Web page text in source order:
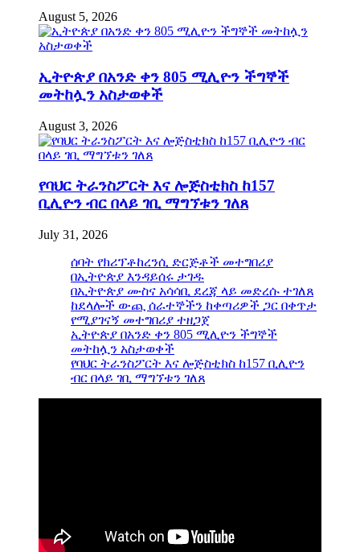
August 5, 2026
ኢትዮጵያ በአንድ ቀን 805 ሚሊዮን ችግኞች
መትከሏን አስታወቀች
August 3, 2026
የባህር ትራንስፖርት እና ሎጅስቲክስ ከ157
ቢሊዮን ብር በላይ ገቢ ማግኘቱን ገለጸ
July 31, 2026
ሰባት የክሪፕቶከረንሲ ድርጅቶች መተግበሪያ
በኢትዮጵያ እንዳይሰሩ ታገዱ
በኢትዮጵያ ሙስና አሳሳቢ ደረጃ ላይ መድረሱ ተገለጸ
ከደላሎች ውጪ ሰራተኞችን ከቀጣሪዎች ጋር በቀጥታ
የሚያገናኝ መተግበሪያ ተዘጋጀ
ኢትዮጵያ በአንድ ቀን 805 ሚሊዮን ችግኞች
መትከሏን አስታወቀች
የባህር ትራንስፖርት እና ሎጅስቲክስ ከ157 ቢሊዮን
ብር በላይ ገቢ ማግኘቱን ገለጸ